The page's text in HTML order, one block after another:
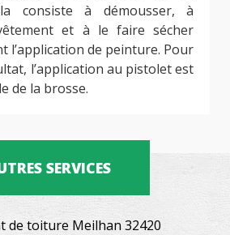
consiste à démousser, à
et à le faire sécher
l’application de peinture. Pour
l’application au pistolet est
de la brosse.
SERVICES
de toiture Meilhan 32420